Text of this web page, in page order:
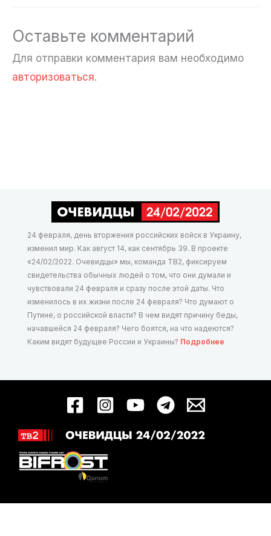
Оставьте комментарий
Для отправки комментария вам необходимо
авторизоваться.
24 февраля, день вторжения российских войск в Украину,
изменил мир. Как август 14, как сентябрь 39. В проекте
«24/02/2022. Очевидцы» мы, команда ТВ2, фиксируем
свидетельства обычных людей о том, что они думали и
чувствовали 24 февраля и сразу после этой даты. Что
изменилось в их жизни после 24 февраля? Что думают о
Путине, о российской власти? В чем видят причину беды,
начавшейся 24 февраля? Чего боятся, на что надеются?
Каким видят будущее России и Украины? Подробнее